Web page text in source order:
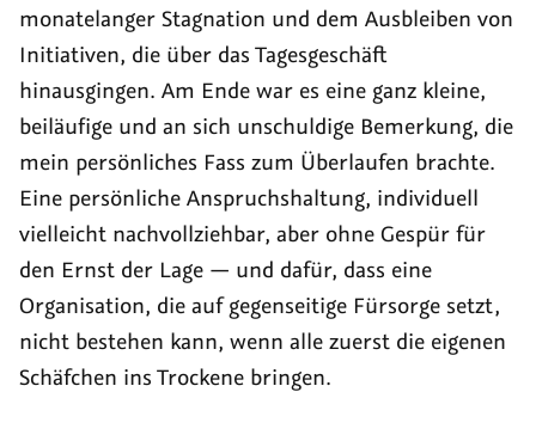
monatelanger Stagnation und dem Ausbleiben von
Initiativen, die über das Tagesgeschäft
hinausgingen. Am Ende war es eine ganz kleine,
beiläufige und an sich unschuldige Bemerkung, die
mein persönliches Fass zum Überlaufen brachte.
Eine persönliche Anspruchshaltung, individuell
vielleicht nachvollziehbar, aber ohne Gespür für
den Ernst der Lage — und dafür, dass eine
Organisation, die auf gegenseitige Fürsorge setzt,
nicht bestehen kann, wenn alle zuerst die eigenen
Schäfchen ins Trockene bringen.